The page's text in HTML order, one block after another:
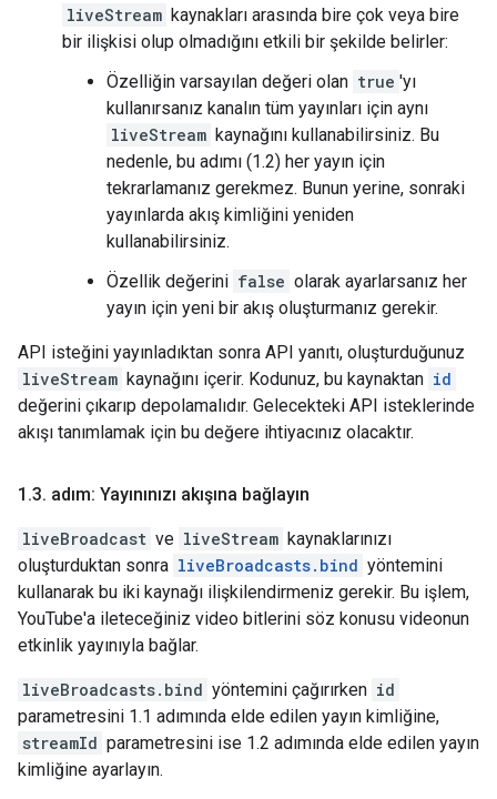
liveStream kaynakları arasında bire çok veya bire
bir ilişkisi olup olmadığını etkili bir şekilde belirler:
Özelliğin varsayılan değeri olan true 'yı
kullanırsanız kanalın tüm yayınları için aynı
liveStream kaynağını kullanabilirsiniz. Bu
nedenle, bu adımı (1.2) her yayın için
tekrarlamanız gerekmez. Bunun yerine, sonraki
yayınlarda akış kimliğini yeniden
kullanabilirsiniz.
Özellik değerini false olarak ayarlarsanız her
yayın için yeni bir akış oluşturmanız gerekir.
API isteğini yayınladıktan sonra API yanıtı, oluşturduğunuz
liveStream kaynağını içerir. Kodunuz, bu kaynaktan id
değerini çıkarıp depolamalıdır. Gelecekteki API isteklerinde
akışı tanımlamak için bu değere ihtiyacınız olacaktır.
1 .3. adım: Yayınınızı akışına bağlayın
liveBroadcast ve liveStream kaynaklarınızı
oluşturduktan sonra liveBroadcasts.bind yöntemini
kullanarak bu iki kaynağı ilişkilendirmeniz gerekir. Bu işlem,
YouTube'a ileteceğiniz video bitlerini söz konusu videonun
etkinlik yayınıyla bağlar.
liveBroadcasts.bind yöntemini çağırırken id
parametresini 1.1 adımında elde edilen yayın kimliğine,
streamId parametresini ise 1.2 adımında elde edilen yayın
kimliğine ayarlayın.